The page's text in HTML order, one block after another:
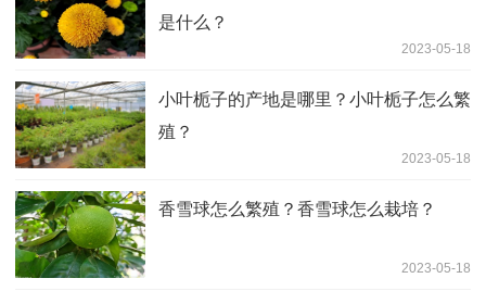
是什么？
2023-05-18
小叶栀子的产地是哪里？小叶栀子怎么繁
殖？
2023-05-18
香雪球怎么繁殖？香雪球怎么栽培？
2023-05-18